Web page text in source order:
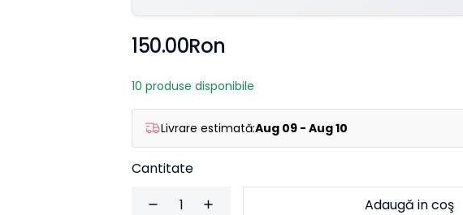
150.00Ron
10 produse disponibile
Livrare estimată:Aug 09 - Aug 10
Cantitate
Adaugă in coş